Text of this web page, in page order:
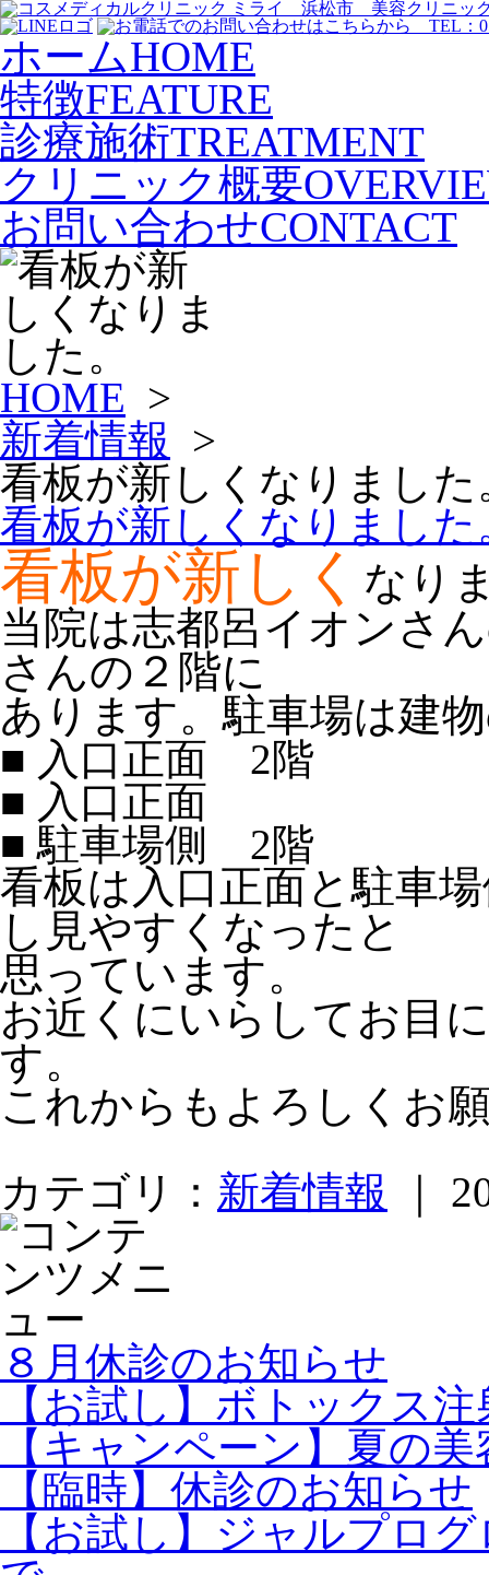
ホームHOME
特徴FEATURE
診療施術TREATMENT
クリニック概要
お問い合わせCONTACT
HOME >
新着情報 >
看板が新しくなりました
看板が新しくなりました
看板が新しく なり
当院は志都呂イオンさ
さんの２階に
あります。駐車場は建
■ 入口正面 2階
■ 入口正面
■ 駐車場側 2階
看板は入口正面と駐車
し見やすくなったと
思っています。
お近くにいらしてお目
す。
これからもよろしくお
カテゴリ： 新着情報 ｜
８月休診のお知らせ
【お試し】ボトックス
【キャンペーン】夏の
【臨時】休診のお知らせ
【お試し】ジャルプロ